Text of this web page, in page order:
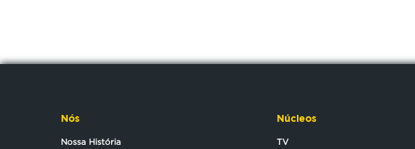
Nós
Nossa História
Núcleos
TV